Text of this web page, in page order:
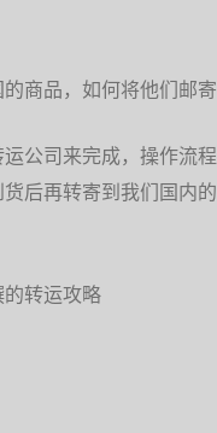
商品，如何将他们邮
公司来完成，操作流
后再转寄到我们国内
转运攻略